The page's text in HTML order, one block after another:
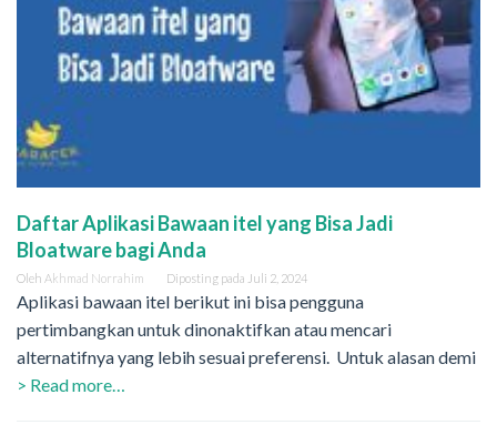
Daftar Aplikasi Bawaan itel yang Bisa Jadi
Bloatware bagi Anda
Oleh Akhmad Norrahim Diposting pada Juli 2, 2024
Aplikasi bawaan itel berikut ini bisa pengguna
pertimbangkan untuk dinonaktifkan atau mencari
alternatifnya yang lebih sesuai preferensi. Untuk alasan demi
> Read more…